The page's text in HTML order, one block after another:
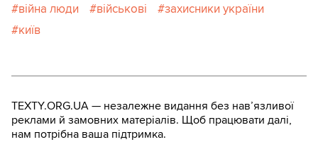
війна люди військові
захисники україни
київ
TEXTY.ORG.UA — незалежне видання без навʼязливої
реклами й замовних матеріалів. Щоб працювати далі,
нам потрібна ваша підтримка.